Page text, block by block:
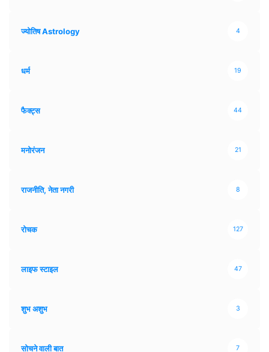
ज्योतिष Astrology 4
धर्म 19
फैक्ट्स 44
मनोरंजन 21
राजनीति, नेता नगरी 8
रोचक 127
लाइफ स्टाइल 47
शुभ अशुभ 3
सोचने वाली बात 7